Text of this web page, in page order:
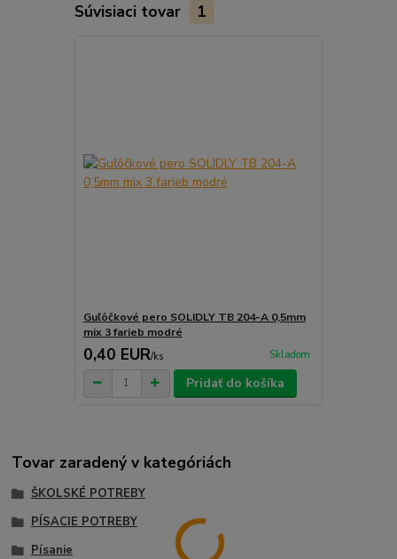
Súvisiaci tovar 1
Guľôčkové pero SOLIDLY TB 204-A 0,5mm
mix 3 farieb modré
0,40 EUR/ks Skladom
Pridať do košíka
Tovar zaradený v kategóriách
ŠKOLSKÉ POTREBY
PÍSACIE POTREBY
Písanie